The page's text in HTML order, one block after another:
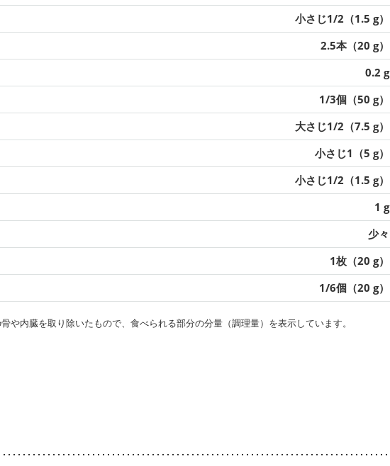
小さじ1/2（1.5 g）
2.5本（20 g）
0.2 g
1/3個（50 g）
大さじ1/2（7.5 g）
小さじ1（5 g）
小さじ1/2（1.5 g）
1 g
少々
1枚（20 g）
1/6個（20 g）
や内臓を取り除いたもので、食べられる部分の分量（調理量）を表示しています。